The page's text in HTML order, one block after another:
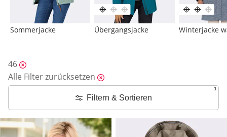
Sommerjacke Übergangsjacke Winterjacke
46
Alle Filter zurücksetzen
Filtern & Sortieren
1